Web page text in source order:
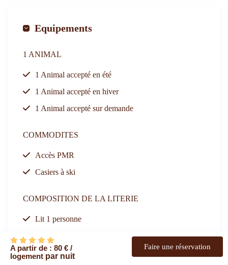
Equipements
1 ANIMAL
1 Animal accepté en été
1 Animal accepté en hiver
1 Animal accepté sur demande
COMMODITES
Accès PMR
Casiers à ski
COMPOSITION DE LA LITERIE
Lit 1 personne
Lit 2 personnes
Lit bébé (parapluie)
A partir de : 80 € /
logement par nuit
Faire une réservation